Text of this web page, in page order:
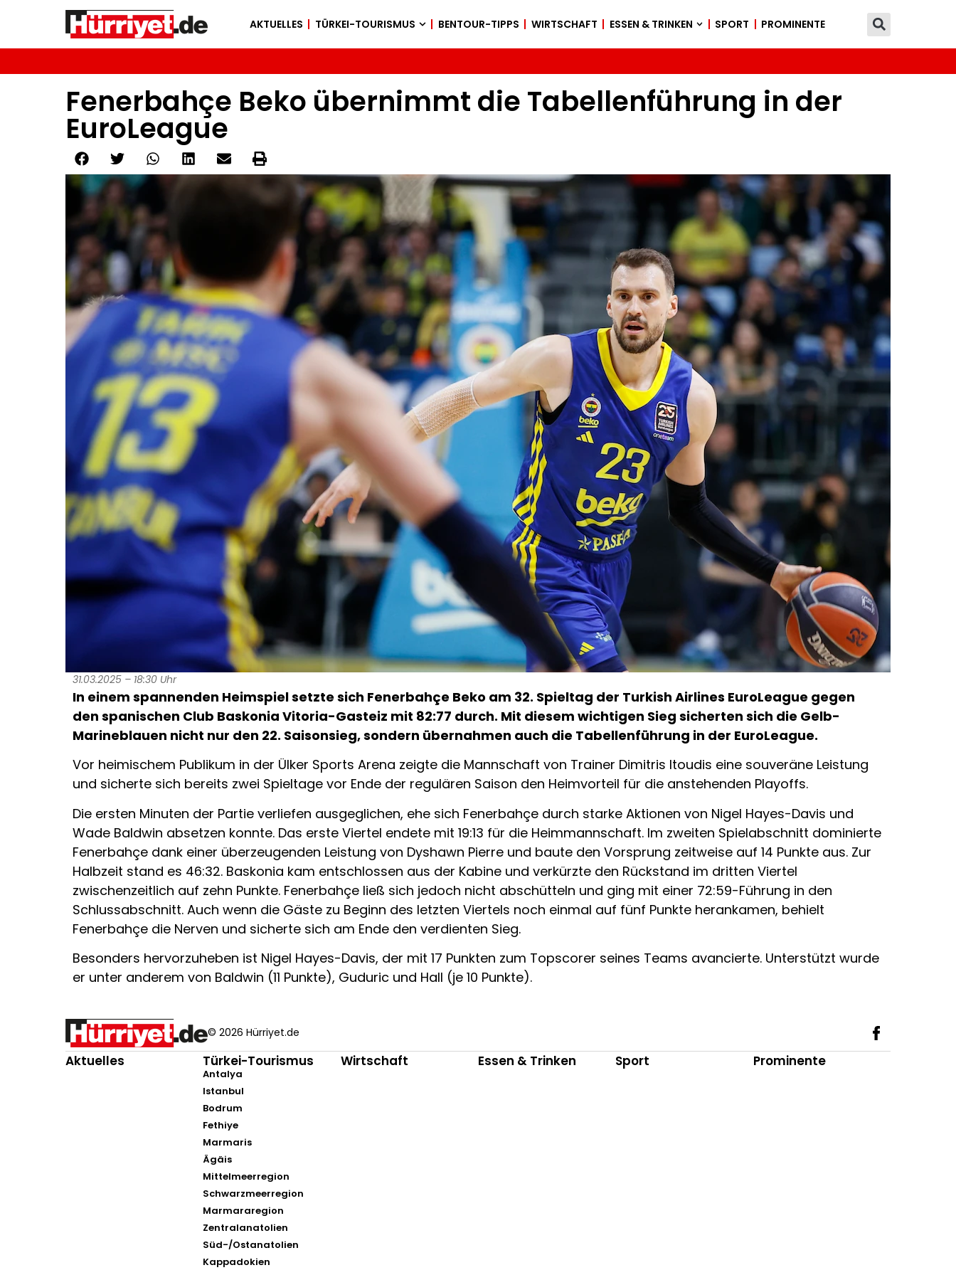
AKTUELLES TÜRKEI-TOURISMUS BENTOUR-TIPPS WIRTSCHAFT ESSEN & TRINKEN SPORT PROMINENTE
Fenerbahçe Beko übernimmt die Tabellenführung in der
EuroLeague
31.03.2025 – 18:30 Uhr
In einem spannenden Heimspiel setzte sich Fenerbahçe Beko am 32. Spieltag der Turkish Airlines EuroLeague gegen
den spanischen Club Baskonia Vitoria-Gasteiz mit 82:77 durch. Mit diesem wichtigen Sieg sicherten sich die Gelb-
Marineblauen nicht nur den 22. Saisonsieg, sondern übernahmen auch die Tabellenführung in der EuroLeague.
Vor heimischem Publikum in der Ülker Sports Arena zeigte die Mannschaft von Trainer Dimitris Itoudis eine souveräne Leistung
und sicherte sich bereits zwei Spieltage vor Ende der regulären Saison den Heimvorteil für die anstehenden Playoffs.
Die ersten Minuten der Partie verliefen ausgeglichen, ehe sich Fenerbahçe durch starke Aktionen von Nigel Hayes-Davis und
Wade Baldwin absetzen konnte. Das erste Viertel endete mit 19:13 für die Heimmannschaft. Im zweiten Spielabschnitt dominierte
Fenerbahçe dank einer überzeugenden Leistung von Dyshawn Pierre und baute den Vorsprung zeitweise auf 14 Punkte aus. Zur
Halbzeit stand es 46:32. Baskonia kam entschlossen aus der Kabine und verkürzte den Rückstand im dritten Viertel
zwischenzeitlich auf zehn Punkte. Fenerbahçe ließ sich jedoch nicht abschütteln und ging mit einer 72:59-Führung in den
Schlussabschnitt. Auch wenn die Gäste zu Beginn des letzten Viertels noch einmal auf fünf Punkte herankamen, behielt
Fenerbahçe die Nerven und sicherte sich am Ende den verdienten Sieg.
Besonders hervorzuheben ist Nigel Hayes-Davis, der mit 17 Punkten zum Topscorer seines Teams avancierte. Unterstützt wurde
er unter anderem von Baldwin (11 Punkte), Guduric und Hall (je 10 Punkte).
© 2026 Hürriyet.de
Aktuelles Türkei-Tourismus
Antalya
Istanbul
Bodrum
Fethiye
Marmaris
Ägäis
Mittelmeerregion
Schwarzmeerregion
Marmararegion
Zentralanatolien
Süd-/Ostanatolien
Kappadokien
Wirtschaft Essen & Trinken Sport Prominente